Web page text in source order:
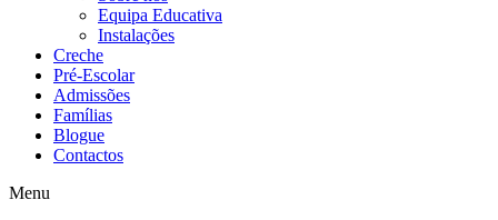
Equipa Educativa
Instalações
Creche
Pré-Escolar
Admissões
Famílias
Blogue
Contactos
Menu